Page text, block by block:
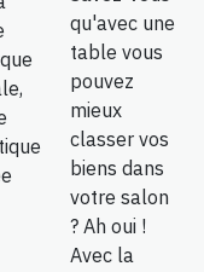
qu'avec une
table vous
pouvez
mieux
classer vos
biens dans
votre salon
? Ah oui !
Avec la